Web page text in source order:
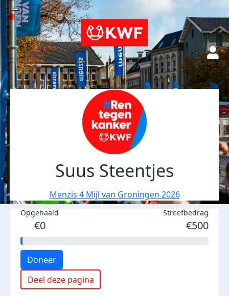
Suus Steentjes
Menzis 4 Mijl van Groningen 2026
Opgehaald
€0
Streefbedrag
€500
Doneer
Deel deze pagina